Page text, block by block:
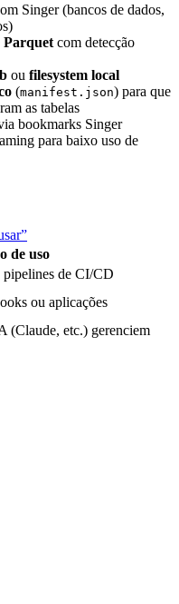
Singer (bancos de dados,
Parquet com detecção
ou filesystem local
(manifest.json) para que
as tabelas
bookmarks Singer
para baixo uso de
de uso
de CI/CD
ou aplicações
(Claude, etc.) gerenciem